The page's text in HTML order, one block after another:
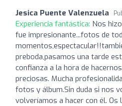
Jesica Puente Valenzuela
Experiencia fantástica: Nos
fue impresionante...fotos de
preboda,pasamos una tarde
confianza a la hora de
preciosas. Mucha
fotos y álbum.Sin duda si nos
volveríamos a hacer con él. Os